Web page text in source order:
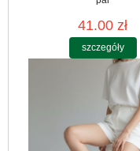
41.00 zł
szczegóły